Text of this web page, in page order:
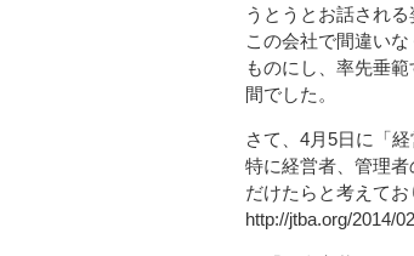
うとうとお話され
この会社で間違い
ものにし、率先垂
間でした。
さて、4月5日に「
特に経営者、管理
だけたらと考えてお
http://jtba.org/2014/